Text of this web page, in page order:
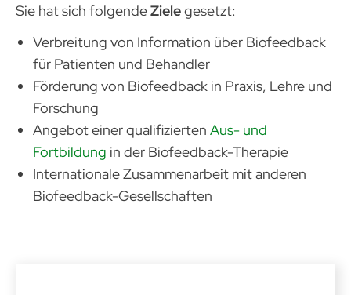
Sie hat sich folgendeZielegesetzt:
Verbreitung von Information über Biofeedback
für Patienten und Behandler
Förderung von Biofeedback in Praxis, Lehre und
Forschung
Angebot einer qualifizierten Aus- und
Fortbildung in der Biofeedback-Therapie
Internationale Zusammenarbeit mit anderen
Biofeedback-Gesellschaften